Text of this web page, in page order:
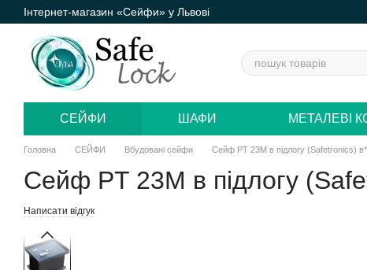
Перейти до основного контенту
Інтернет-магазин «Сейфи» у Львові
СЕЙФИ ШАФИ МЕТАЛЕВІ
Головна СЕЙФИ Вбудовані сейфи Сейф РT 23M в підлогу (Safetronics)
Сейф РT 23M в підлогу
Написати відгук